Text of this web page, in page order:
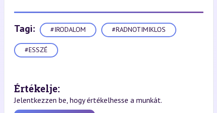
Tagi: #IRODALOM #RADNOTIMIKLOS
#ESSZÉ
Értékelje:
Jelentkezzen be, hogy értékelhesse a munkát.